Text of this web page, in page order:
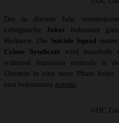
Der in diesem Jahr
erfolgreiche
Joker bekommt
Heftserie. Die Suicide Squad
Crime Syndicate wird innerhalb
während Aquaman erstmals in
Übertritt in eine neue Phase keine
eins bekommen könnte.
©DC